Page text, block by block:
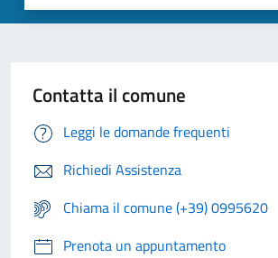
Contatta il comune
Leggi le domande frequenti
Richiedi Assistenza
Chiama il comune (+39) 0995620
Prenota un appuntamento